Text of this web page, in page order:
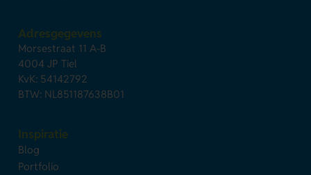
Adresgegevens
Morsestraat 11 A-B
4004 JP Tiel
KvK: 54142792
BTW: NL851187638B01
Inspiratie
Blog
Portfolio